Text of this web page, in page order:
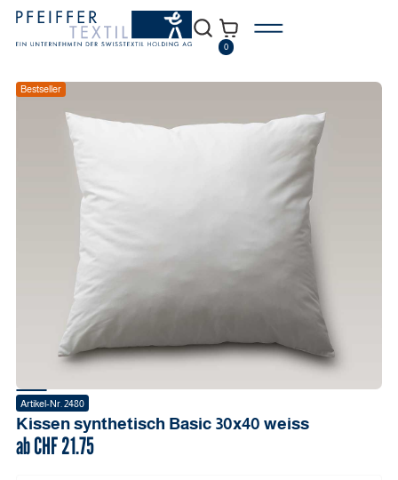
0
Bestseller
Artikel-Nr. 2480
Kissen synthetisch Basic 30x40 weiss
ab CHF21.75